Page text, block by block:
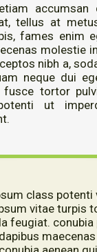
accumsan
tellus at
fames enim
molestie
nibh a,
neque dui
tortor
ut
class potenti
vitae turpis
feugiat. conubia